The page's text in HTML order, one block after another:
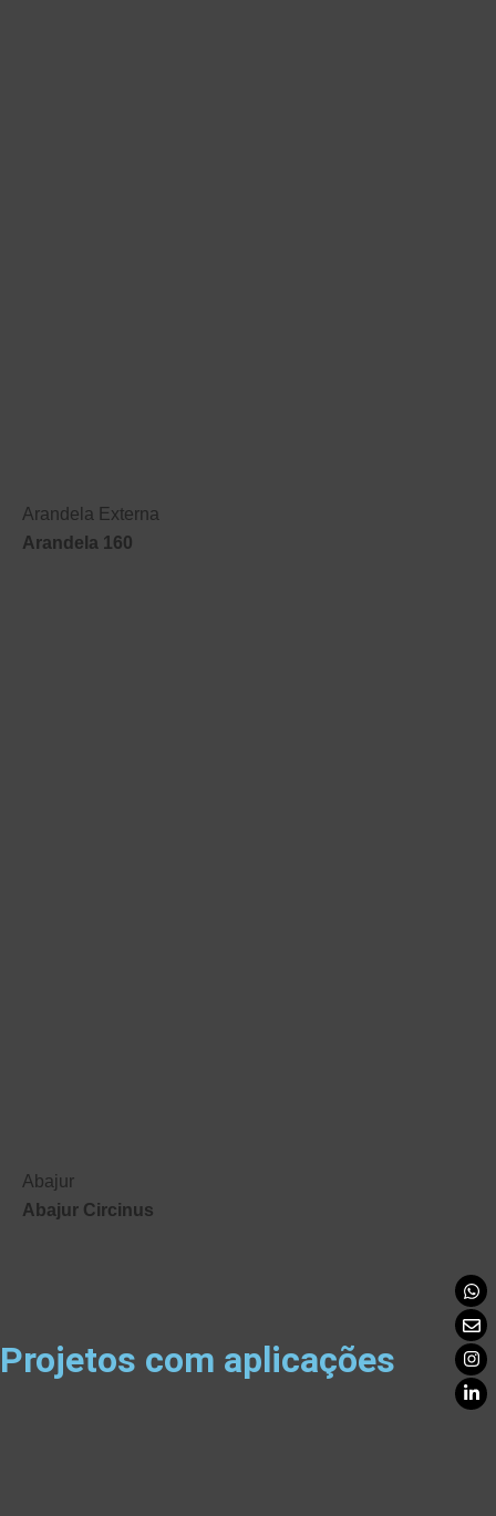
Arandela Externa
Arandela 160
Abajur
Abajur Circinus
Projetos com aplicações